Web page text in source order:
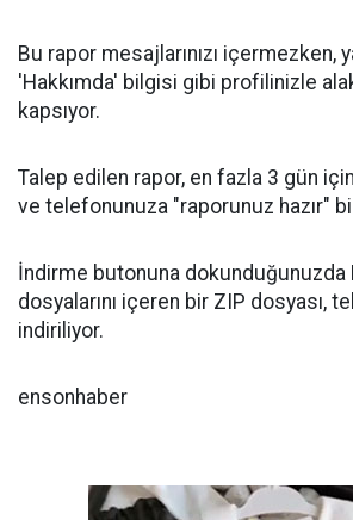
Bu rapor mesajlarınızı içermezken,
'Hakkımda' bilgisi gibi profilinizle
kapsıyor.
Talep edilen rapor, en fazla 3 gün
ve telefonunuza "raporunuz hazır"
İndirme butonuna dokunduğunuzda
dosyalarını içeren bir ZIP dosyası,
indiriliyor.
ensonhaber